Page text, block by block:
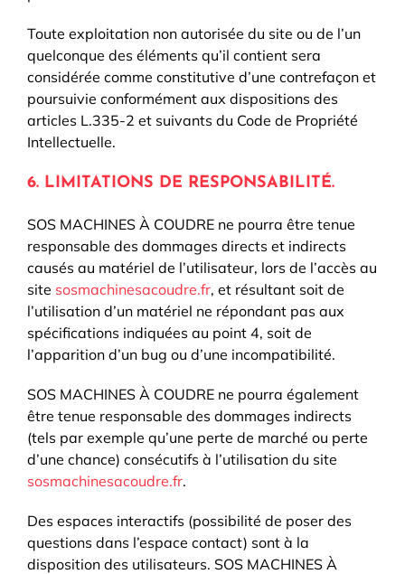
Toute exploitation non autorisée du site ou de l’un
quelconque des éléments qu’il contient sera
considérée comme constitutive d’une contrefaçon et
poursuivie conformément aux dispositions des
articles L.335-2 et suivants du Code de Propriété
Intellectuelle.
6. LIMITATIONS DE RESPONSABILITÉ.
SOS MACHINES À COUDRE ne pourra être tenue
responsable des dommages directs et indirects
causés au matériel de l’utilisateur, lors de l’accès au
site sosmachinesacoudre.fr, et résultant soit de
l’utilisation d’un matériel ne répondant pas aux
spécifications indiquées au point 4, soit de
l’apparition d’un bug ou d’une incompatibilité.
SOS MACHINES À COUDRE ne pourra également
être tenue responsable des dommages indirects
(tels par exemple qu’une perte de marché ou perte
d’une chance) consécutifs à l’utilisation du site
sosmachinesacoudre.fr.
Des espaces interactifs (possibilité de poser des
questions dans l’espace contact) sont à la
disposition des utilisateurs. SOS MACHINES À